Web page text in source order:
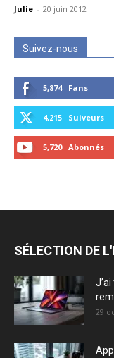
Julie - 20 juin 2012
Suivez-nous
5,874 Fans
4,215 Suiveurs
5,720 Abonnés
SÉLECTION DE
29